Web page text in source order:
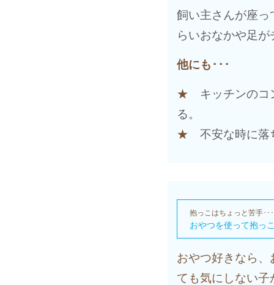
飼い主さんが座
らいおなかや足
他にも･･･
★ キッチンのコ
る。
★ 不安な時に落
抱っこはちょっと苦手･･
おやつを使って抱っ
おやつ好きなら
ても気にしない